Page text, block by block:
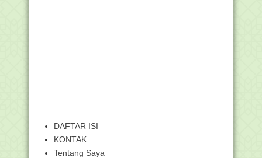
DAFTAR ISI
KONTAK
Tentang Saya